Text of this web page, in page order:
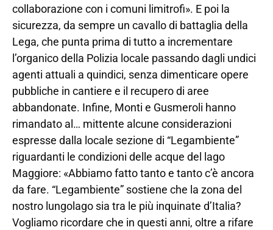
collaborazione con i comuni limitrofi». E poi la
sicurezza, da sempre un cavallo di battaglia della
Lega, che punta prima di tutto a incrementare
l’organico della Polizia locale passando dagli undici
agenti attuali a quindici, senza dimenticare opere
pubbliche in cantiere e il recupero di aree
abbandonate. Infine, Monti e Gusmeroli hanno
rimandato al… mittente alcune considerazioni
espresse dalla locale sezione di “Legambiente”
riguardanti le condizioni delle acque del lago
Maggiore: «Abbiamo fatto tanto e tanto c’è ancora
da fare. “Legambiente” sostiene che la zona del
nostro lungolago sia tra le più inquinate d’Italia?
Vogliamo ricordare che in questi anni, oltre a rifare